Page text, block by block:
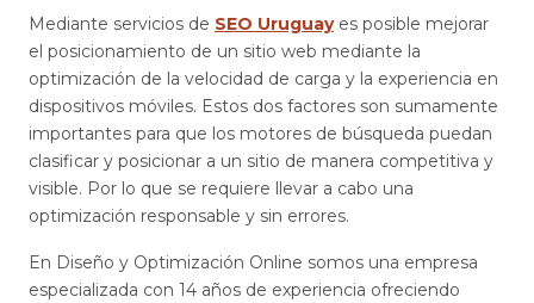
Mediante servicios de SEO Uruguayes posible mejorar
el posicionamiento de un sitio web mediante la
optimización de la velocidad de carga y la experiencia en
dispositivos móviles. Estos dos factores son sumamente
importantes para que los motores de búsqueda puedan
clasificar y posicionar a un sitio de manera competitiva y
visible. Por lo que se requiere llevar a cabo una
optimización responsable y sin errores.
En Diseño y Optimización Online somos una empresa
especializada con 14 años de experiencia ofreciendo